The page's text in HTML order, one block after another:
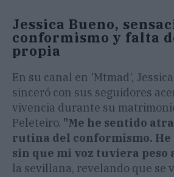
Jessica Bueno,
conformismo y falta
propia
En su canal en 'Mtmad',
sinceró con sus seguidores
vivencia durante su
Peleteiro. "Me he sentido
rutina del conformismo. He
sin que mi voz tuviera peso
la sevillana, revelando que se